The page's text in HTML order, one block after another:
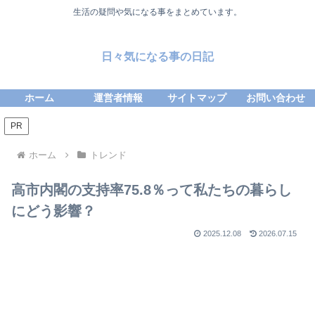
生活の疑問や気になる事をまとめています。
日々気になる事の日記
ホーム 運営者情報 サイトマップ お問い合わせ
PR
ホーム トレンド
高市内閣の支持率75.8％って私たちの暮らし
にどう影響？
2025.12.08 2026.07.15